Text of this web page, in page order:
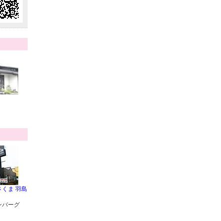
くま 羽島
バーグ